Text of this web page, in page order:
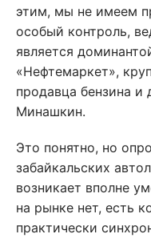
этим, мы не имеем
особый контроль,
является
«Нефтемаркет»,
продавца бензина и
Минашкин.
Это понятно, но
забайкальских
возникает вполне
на рынке нет, есть
практически